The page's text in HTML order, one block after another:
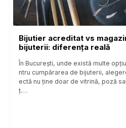
Bijutier acreditat vs
bijuterii: diferența reală
În București, unde există multe
ntru cumpărarea de bijuterii,
ectă nu ține doar de vitrină, poză
ț.…